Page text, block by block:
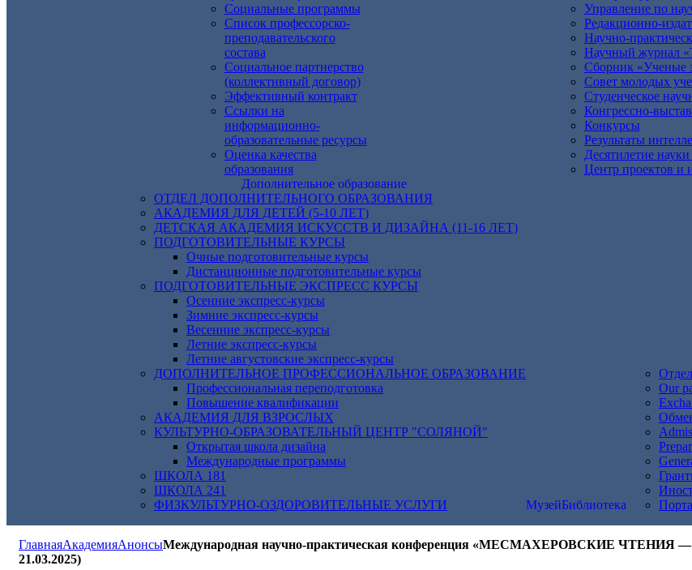
Социальные программы
Список профессорско-
преподавательского
состава
Социальное партнерство
(коллективный договор)
Эффективный контракт
Ссылки на
информационно-
образовательные ресурсы
Оценка качества
образования
Управление по
Редакционно-
Научно-
Научный журнал
Сборник «Ученые
Совет молодых
Студенческое
Конгрессно-
Конкурсы
Результаты
Десятилетие
Центр проектов и
Дополнительное образование
ОТДЕЛ ДОПОЛНИТЕЛЬНОГО ОБРАЗОВАНИЯ
АКАДЕМИЯ ДЛЯ ДЕТЕЙ (5-10 ЛЕТ)
ДЕТСКАЯ АКАДЕМИЯ ИСКУССТВ И ДИЗАЙНА (11-16 ЛЕТ)
ПОДГОТОВИТЕЛЬНЫЕ КУРСЫ
Очные подготовительные курсы
Дистанционные подготовительные курсы
ПОДГОТОВИТЕЛЬНЫЕ ЭКСПРЕСС КУРСЫ
Осенние экспресс-курсы
Зимние экспресс-курсы
Весенние экспресс-курсы
Летние экспресс-курсы
Летние августовские экспресс-курсы
ДОПОЛНИТЕЛЬНОЕ ПРОФЕССИОНАЛЬНОЕ ОБРАЗОВАНИЕ
Профессиональная переподготовка
Повышение квалификации
АКАДЕМИЯ ДЛЯ ВЗРОСЛЫХ
КУЛЬТУРНО-ОБРАЗОВАТЕЛЬНЫЙ ЦЕНТР "СОЛЯНОЙ"
Открытая школа дизайна
Международные программы
ШКОЛА 181
ШКОЛА 241
ФИЗКУЛЬТУРНО-ОЗДОРОВИТЕЛЬНЫЕ УСЛУГИ
МузейБиблиотека
Our
ГлавнаяАкадемияАнонсыМеждународная научно-практическая конференция «МЕСМАХЕРОВСКИЕ ЧТЕНИЯ ―
21.03.2025)